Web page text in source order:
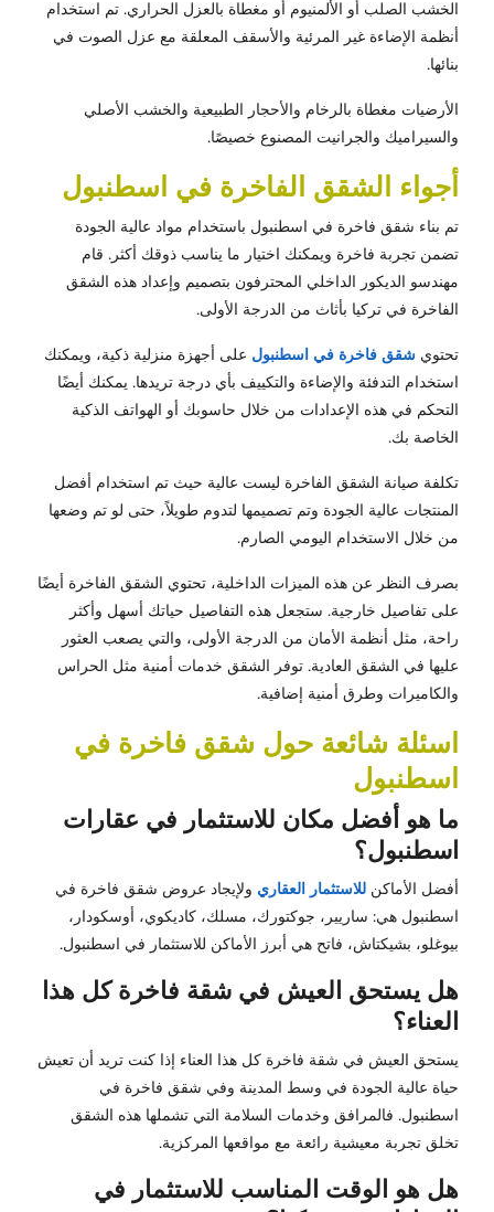
الخشب الصلب أو الألمنيوم أو مغطاة بالعزل الحراري. تم استخدام
أنظمة الإضاءة غير المرئية والأسقف المعلقة مع عزل الصوت في
بنائها.
الأرضيات مغطاة بالرخام والأحجار الطبيعية والخشب الأصلي
والسيراميك والجرانيت المصنوع خصيصًا.
أجواء الشقق الفاخرة في اسطنبول
تم بناء شقق فاخرة في اسطنبول باستخدام مواد عالية الجودة
تضمن تجربة فاخرة ويمكنك اختيار ما يناسب ذوقك أكثر. قام
مهندسو الديكور الداخلي المحترفون بتصميم وإعداد هذه الشقق
الفاخرة في تركيا بأثاث من الدرجة الأولى.
تحتوي شقق فاخرة في اسطنبول على أجهزة منزلية ذكية، ويمكنك
استخدام التدفئة والإضاءة والتكييف بأي درجة تريدها. يمكنك أيضًا
التحكم في هذه الإعدادات من خلال حاسوبك أو الهواتف الذكية
الخاصة بك.
تكلفة صيانة الشقق الفاخرة ليست عالية حيث تم استخدام أفضل
المنتجات عالية الجودة وتم تصميمها لتدوم طويلاً، حتى لو تم وضعها
من خلال الاستخدام اليومي الصارم.
بصرف النظر عن هذه الميزات الداخلية، تحتوي الشقق الفاخرة أيضًا
على تفاصيل خارجية. ستجعل هذه التفاصيل حياتك أسهل وأكثر
راحة، مثل أنظمة الأمان من الدرجة الأولى، والتي يصعب العثور
عليها في الشقق العادية. توفر الشقق خدمات أمنية مثل الحراس
والكاميرات وطرق أمنية إضافية.
اسئلة شائعة حول شقق فاخرة في
اسطنبول
ما هو أفضل مكان للاستثمار في عقارات
اسطنبول؟
أفضل الأماكن للاستثمار العقاري ولإيجاد عروض شقق فاخرة في
اسطنبول هي: ساريير، جوكتورك، مسلك، كاديكوي، أوسكودار،
بيوغلو، بشيكتاش، فاتح هي أبرز الأماكن للاستثمار في اسطنبول.
هل يستحق العيش في شقة فاخرة كل هذا
العناء؟
يستحق العيش في شقة فاخرة كل هذا العناء إذا كنت تريد أن تعيش
حياة عالية الجودة في وسط المدينة وفي شقق فاخرة في
اسطنبول. فالمرافق وخدمات السلامة التي تشملها هذه الشقق
تخلق تجربة معيشية رائعة مع مواقعها المركزية.
هل هو الوقت المناسب للاستثمار في